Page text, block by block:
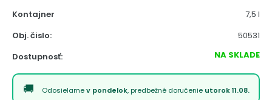
Kontajner
7,5 l
Obj. čislo:
50531
Dostupnosť:
NA SKLADE
Odosielamev pondelok, predbežné doručenie utorok 11.08.